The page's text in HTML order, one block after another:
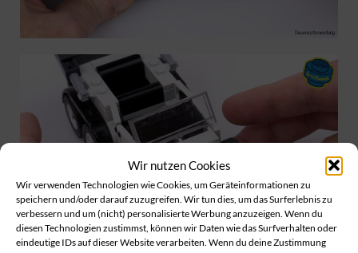
Wir nutzen Cookies
Wir verwenden Technologien wie Cookies, um Geräteinformationen zu
speichern und/oder darauf zuzugreifen. Wir tun dies, um das Surferlebnis zu
verbessern und um (nicht) personalisierte Werbung anzuzeigen. Wenn du
diesen Technologien zustimmst, können wir Daten wie das Surfverhalten oder
eindeutige IDs auf dieser Website verarbeiten. Wenn du deine Zustimmung
Die Mechanik der Kofferraumklappe ist recht